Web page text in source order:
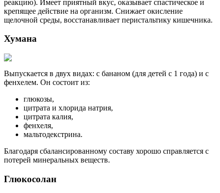
реакцию). Имеет приятный вкус, оказывает спастическое и
крепящее действие на организм. Снижает окисление
щелочной среды, восстанавливает перистальтику кишечника.
Хумана
Выпускается в двух видах: с бананом (для детей с 1 года) и с
фенхелем. Он состоит из:
глюкозы,
цитрата и хлорида натрия,
цитрата калия,
фенхеля,
мальтодекстрина.
Благодаря сбалансированному составу хорошо справляется с
потерей минеральных веществ.
Глюкосолан